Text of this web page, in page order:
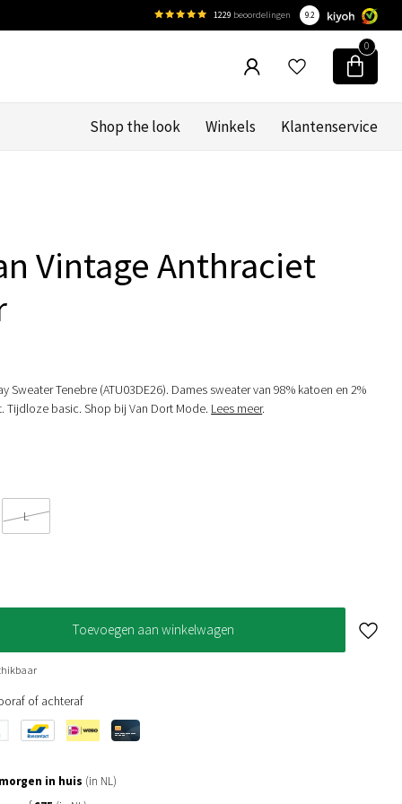
1229 beoordelingen 9.2
0
Shop the look Winkels Klantenservice
Vintage Anthraciet
Sweater Tenebre (ATU03DE26). Dames sweater van 98% katoen en 2%
Tijdloze basic. Shop bij Van Dort Mode. Lees meer.
L
Toevoegen aan winkelwagen
of achteraf
in huis (in NL)